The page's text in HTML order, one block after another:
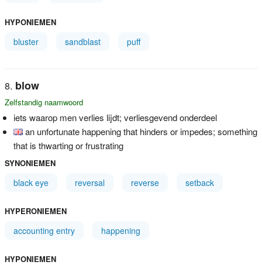
HYPONIEMEN
bluster sandblast puff
blow
Zelfstandig naamwoord
iets waarop men verlies lijdt; verliesgevend onderdeel
an unfortunate happening that hinders or impedes; something
that is thwarting or frustrating
SYNONIEMEN
black eye reversal reverse setback
HYPERONIEMEN
accounting entry happening
HYPONIEMEN